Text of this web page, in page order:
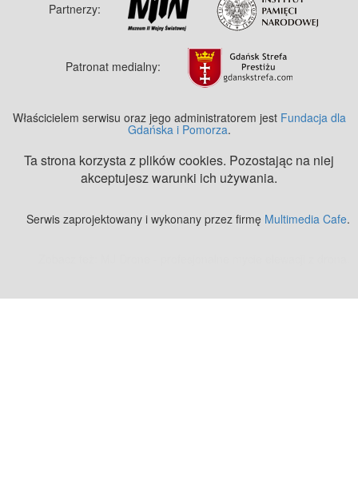
Partnerzy:
Patronat medialny:
Właścicielem serwisu oraz jego administratorem jest Fundacja dla
Gdańska i Pomorza.
Ta strona korzysta z plików cookies. Pozostając na niej
akceptujesz warunki ich używania.
Serwis zaprojektowany i wykonany przez firmę Multimedia Cafe.